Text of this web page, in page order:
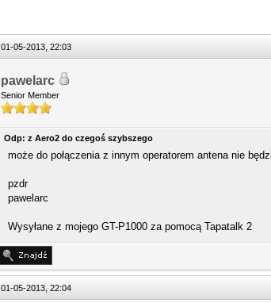
01-05-2013, 22:03
pawelarc
Senior Member
Odp: z Aero2 do czegoś szybszego
może do połączenia z innym operatorem antena nie
pzdr
pawelarc
Wysyłane z mojego GT-P1000 za pomocą Tapatalk 2
01-05-2013, 22:04